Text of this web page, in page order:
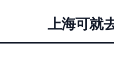
上海可就